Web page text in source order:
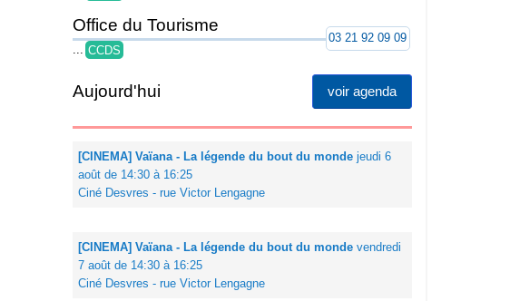
Office du Tourisme
... CCDS
03 21 92 09 09
voir agenda
Aujourd'hui
[CINEMA] Vaïana - La légende du bout du monde jeudi 6
août de 14:30 à 16:25
Ciné Desvres - rue Victor Lengagne
[CINEMA] Vaïana - La légende du bout du monde vendredi
7 août de 14:30 à 16:25
Ciné Desvres - rue Victor Lengagne